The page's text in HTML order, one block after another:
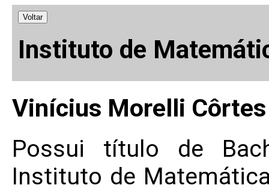
Voltar
Instituto de
Vinícius Morelli Côrtes
Possui título de
Instituto de